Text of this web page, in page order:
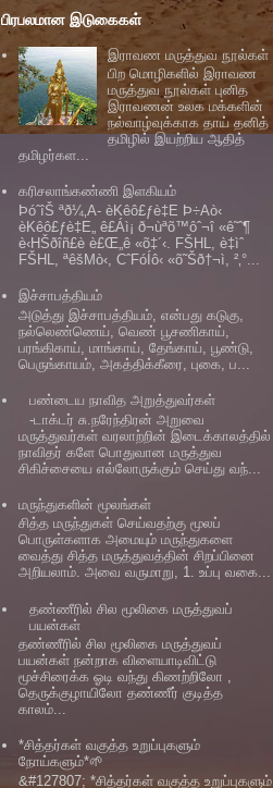
பிரபலமான இடுகைகள்
இராவண மருத்துவ நூல்கள்
பிற மொழிகளில் இராவண
மருத்துவ நூல்கள் புனித
இராவணன் உலக மக்களின்
நல்வாழ்வுக்காக தாய் தனித்
தமிழில் இயற்றிய ஆதித்
தமிழர்கள...
கரிசலாங்கண்ணி இளகியம்
ÞóˆîŠ ªð¼‚A- èKêô£ƒè‡E Þ÷Aò‹
èKêô£ƒè‡E„ ê£Áì¡ ð¬ùªõ™ôˆ¬î «ê˜ˆ¶
è‹HŠðîñ£è è£Œ„ê «õ‡´‹. FŠHL, è‡ìˆ
FŠHL, ªêšMò‹, CˆFóÍô‹ «õ˜Šð†¬ì, ²‚°...
இச்சாபத்தியம்
அடுத்து இச்சாபத்தியம், என்பது கடுகு,
நல்லெண்ணெய், வெண் பூசணிகாய்,
பரங்கிகாய், மாங்காய், தேங்காய், பூண்டு,
பெருங்காயம், அகத்திக்கீரை, புகை, ப...
பண்டைய நாவித அறுத்துவர்கள்
-டாக்டர் சு.நரேந்திரன் அறுவை
மருத்துவர்கள் வரலாற்றின் இடைக்காலத்தில்
நாவிதர் களே பொதுவான மருத்துவ
சிகிச்சையை எல்லோருக்கும் செய்து வந்...
மருந்துகளின் மூலங்கள்
சித்த மருந்துகள் செய்வதற்கு மூலப்
பொருள்களாக அமையும் மருந்துகளை
வைத்து சித்த மருத்துவத்தின் சிறப்பினை
அறியலாம். அவை வருமாறு, 1. உப்பு வகை...
தண்ணீரில் சில மூலிகை மருத்துவப்
பயன்கள்
தண்ணீரில் சில மூலிகை மருத்துவப்
பயன்கள் நன்றாக விளையாடிவிட்டு
மூச்சிரைக்க ஓடி வந்து கிணற்றிலோ ,
தெருக்குழாயிலோ தண்ணீர் குடித்த
காலம்...
*சித்தர்கள் வகுத்த உறுப்புகளும்
நோய்களும்*🌱
&#127807; *சித்தர்கள் வகுத்த உறுப்புகளும்